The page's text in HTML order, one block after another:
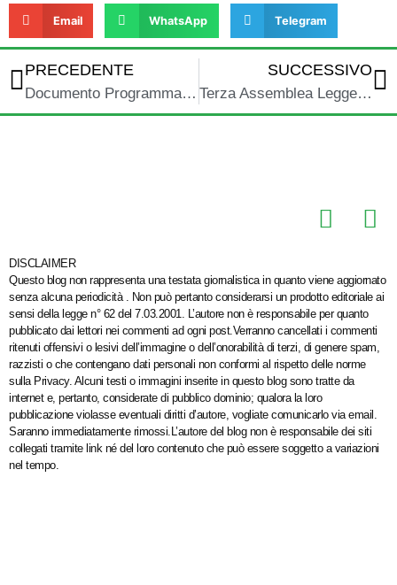
Email WhatsApp Telegram
PRECEDENTE
Documento Programmatico: come è andata
SUCCESSIVO
Terza Assemblea Legge Rifiuti Zero: i video
DISCLAIMER
Questo blog non rappresenta una testata giornalistica in quanto viene aggiornato
senza alcuna periodicità . Non può pertanto considerarsi un prodotto editoriale ai
sensi della legge n° 62 del 7.03.2001. L’autore non è responsabile per quanto
pubblicato dai lettori nei commenti ad ogni post.Verranno cancellati i commenti
ritenuti offensivi o lesivi dell’immagine o dell’onorabilità di terzi, di genere spam,
razzisti o che contengano dati personali non conformi al rispetto delle norme
sulla Privacy. Alcuni testi o immagini inserite in questo blog sono tratte da
internet e, pertanto, considerate di pubblico dominio; qualora la loro
pubblicazione violasse eventuali diritti d’autore, vogliate comunicarlo via email.
Saranno immediatamente rimossi.L’autore del blog non è responsabile dei siti
collegati tramite link né del loro contenuto che può essere soggetto a variazioni
nel tempo.